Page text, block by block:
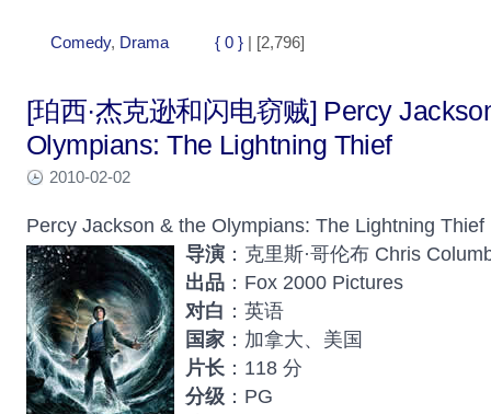
Comedy, Drama { 0 } | [2,796]
[珀西·杰克逊和闪电窃贼] Percy
Olympians: The Lightning Thief
2010-02-02
Percy Jackson & the Olympians: The Lightning Thief
导演 ：克里斯·哥伦布 Chris
出品 ：Fox 2000 Pictures
对白 ：英语
国家 ：加拿大、美国
片长 ：118 分
分级 ：PG